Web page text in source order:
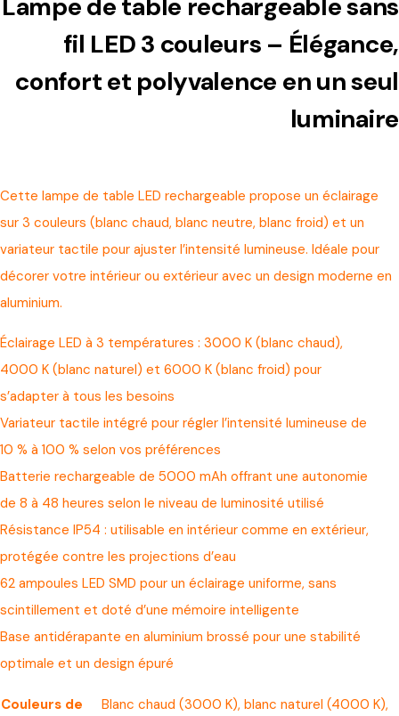
Lampe de table rechargeable sans
fil LED 3 couleurs – Élégance,
confort et polyvalence en un seul
luminaire
Cette lampe de table LED rechargeable propose un éclairage
sur 3 couleurs (blanc chaud, blanc neutre, blanc froid) et un
variateur tactile pour ajuster l’intensité lumineuse. Idéale pour
décorer votre intérieur ou extérieur avec un design moderne en
aluminium.
Éclairage LED à 3 températures : 3000 K (blanc chaud),
4000 K (blanc naturel) et 6000 K (blanc froid) pour
s’adapter à tous les besoins
Variateur tactile intégré pour régler l’intensité lumineuse de
10 % à 100 % selon vos préférences
Batterie rechargeable de 5000 mAh offrant une autonomie
de 8 à 48 heures selon le niveau de luminosité utilisé
Résistance IP54 : utilisable en intérieur comme en extérieur,
protégée contre les projections d’eau
62 ampoules LED SMD pour un éclairage uniforme, sans
scintillement et doté d’une mémoire intelligente
Base antidérapante en aluminium brossé pour une stabilité
optimale et un design épuré
Couleurs de
Blanc chaud (3000 K), blanc naturel (4000 K),